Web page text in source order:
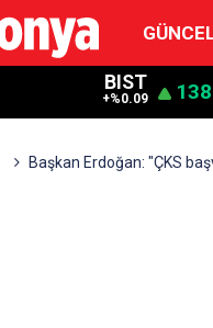
BIST
+%0.09
Başkan Erdoğan: "ÇKS